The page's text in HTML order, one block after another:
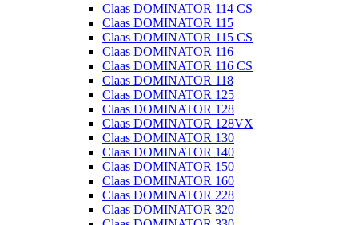
Claas DOMINATOR 114 CS
Claas DOMINATOR 115
Claas DOMINATOR 115 CS
Claas DOMINATOR 116
Claas DOMINATOR 116 CS
Claas DOMINATOR 118
Claas DOMINATOR 125
Claas DOMINATOR 128
Claas DOMINATOR 128VX
Claas DOMINATOR 130
Claas DOMINATOR 140
Claas DOMINATOR 150
Claas DOMINATOR 160
Claas DOMINATOR 228
Claas DOMINATOR 320